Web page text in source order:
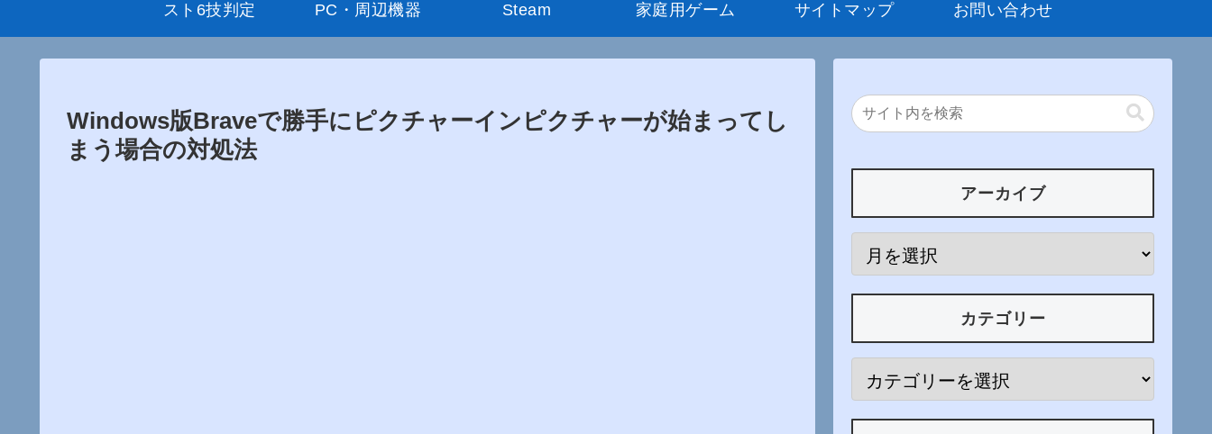
スト6技判定 PC・周辺機器 Steam 家庭用ゲーム サイトマップ お問い合わせ
Windows版Braveで勝手にピクチャーインピクチャーが始まってし
まう場合の対処法
アーカイブ
カテゴリー